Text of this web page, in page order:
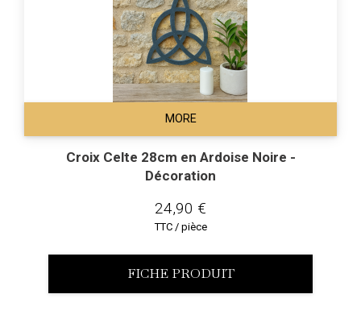
MORE
Croix Celte 28cm en Ardoise Noire -
Décoration
24,90 €
TTC / pièce
FICHE PRODUIT